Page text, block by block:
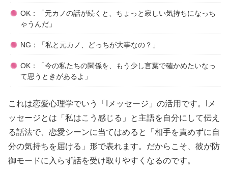
OK：「元カノの話が続くと、ちょっと寂しい気持ちになっち
ゃうんだ」
NG：「私と元カノ、どっちが大事なの？」
OK：「今の私たちの関係を、もう少し言葉で確かめたいなっ
て思うときがあるよ」
これは恋愛心理学でいう「Iメッセージ」の活用です。Iメ
ッセージとは「私はこう感じる」と主語を自分にして伝え
る話法で、恋愛シーンに当てはめると「相手を責めずに自
分の気持ちを届ける」形で表れます。だからこそ、彼が防
御モードに入らず話を受け取りやすくなるのです。